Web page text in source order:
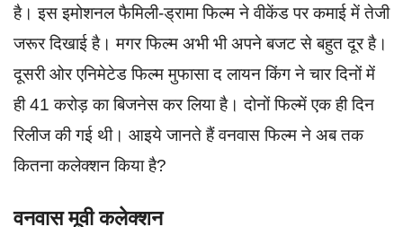
है। इस इमोशनल फैमिली-ड्रामा फिल्म ने वीकेंड पर कमाई में तेजी
जरूर दिखाई है। मगर फिल्म अभी भी अपने बजट से बहुत दूर है।
दूसरी ओर एनिमेटेड फिल्म मुफासा द लायन किंग ने चार दिनों में
ही 41 करोड़ का बिजनेस कर लिया है। दोनों फिल्में एक ही दिन
रिलीज की गई थी। आइये जानते हैं वनवास फिल्म ने अब तक
कितना कलेक्शन किया है?
वनवास मूवी कलेक्शन